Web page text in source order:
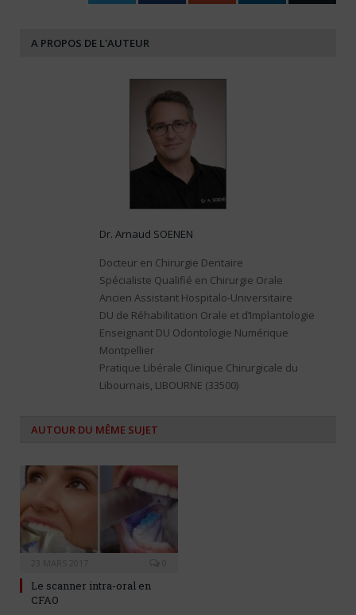
A PROPOS DE L'AUTEUR
Dr. Arnaud SOENEN
Docteur en Chirurgie Dentaire
Spécialiste Qualifié en Chirurgie Orale
Ancien Assistant Hospitalo-Universitaire
DU de Réhabilitation Orale et d’Implantologie
Enseignant DU Odontologie Numérique
Montpellier
Pratique Libérale Clinique Chirurgicale du
Libournais, LIBOURNE (33500)
AUTOUR DU MÊME SUJET
Le scanner intra-oral en
CFAO